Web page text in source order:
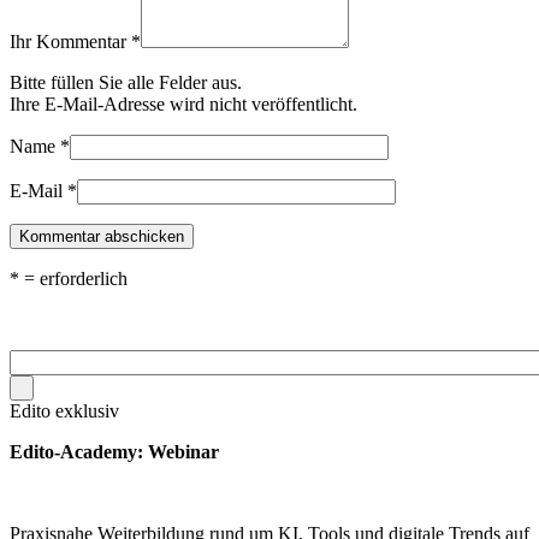
Ihr Kommentar *
Bitte füllen Sie alle Felder aus.
Ihre E-Mail-Adresse wird nicht veröffentlicht.
Name *
E-Mail *
* = erforderlich
Edito exklusiv
Edito-Academy: Webinar
Praxisnahe Weiterbildung rund um KI, Tools und digitale Trends auf